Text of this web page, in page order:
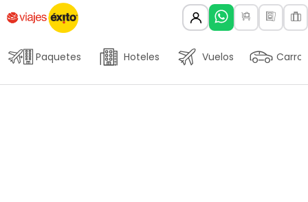
Paquetes Hoteles Vuelos Carros